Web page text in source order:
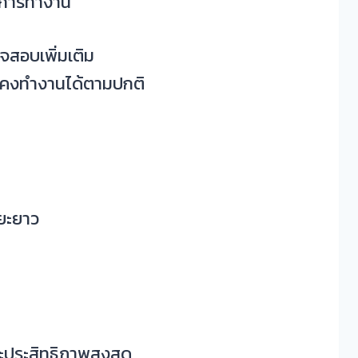
สอบเพิ่มเติม
งทำงานได้ตามปกติ
ยาว